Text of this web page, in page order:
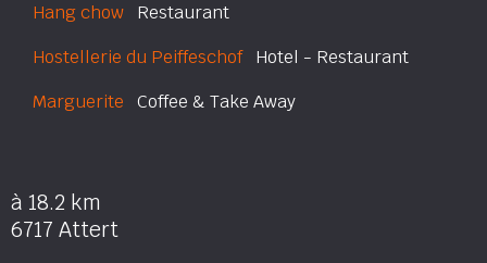
Hang chow Restaurant
Hostellerie du PeiffeschofHotel - Restaurant
Marguerite Coffee & Take Away
à 18.2 km
6717 Attert